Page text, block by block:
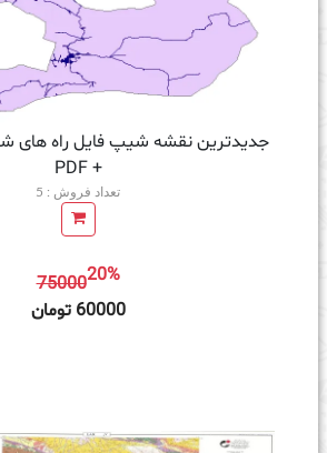
جدیدترین نقشه شیپ فایل راه های
+ PDF
تعداد فروش : 5
7500020%
60000 تومان